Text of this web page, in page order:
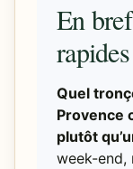
En
rapides
Quel
Provence
plutôt
week-end,